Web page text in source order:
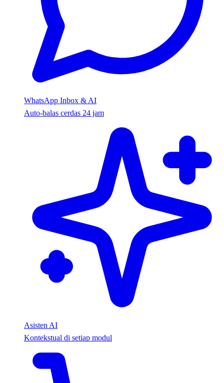
WhatsApp Inbox & AI
Auto-balas cerdas 24 jam
Asisten AI
Kontekstual di setiap modul